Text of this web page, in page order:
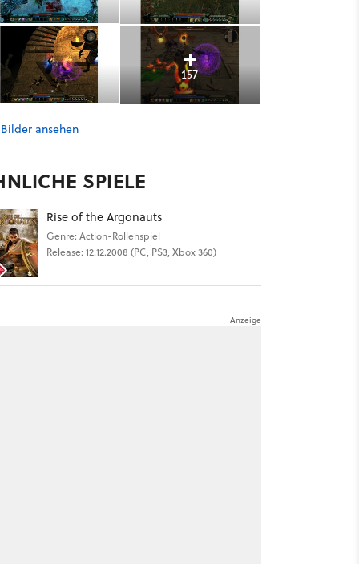
157
ansehen
SPIELE
Rise of the Argonauts
Genre: Action-Rollenspiel
Release: 12.12.2008 (PC, PS3, Xbox 360)